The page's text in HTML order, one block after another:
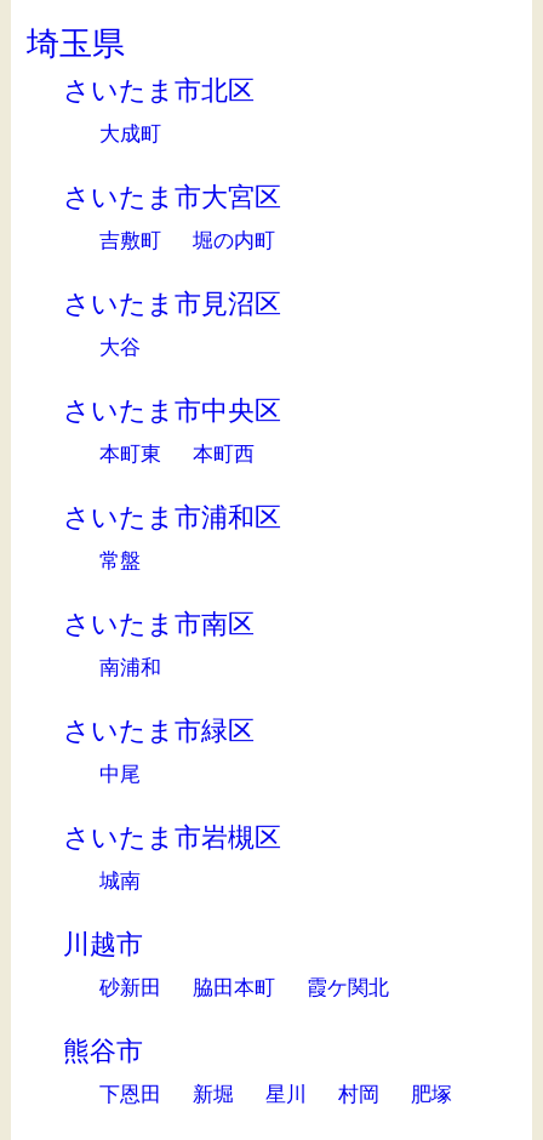
埼玉県
さいたま市北区
大成町
さいたま市大宮区
吉敷町 堀の内町
さいたま市見沼区
大谷
さいたま市中央区
本町東 本町西
さいたま市浦和区
常盤
さいたま市南区
南浦和
さいたま市緑区
中尾
さいたま市岩槻区
城南
川越市
砂新田 脇田本町 霞ケ関北
熊谷市
下恩田 新堀 星川 村岡 肥塚